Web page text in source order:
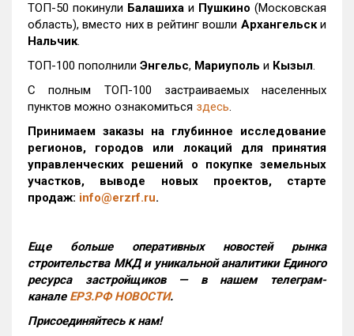
ТОП-50 покинули Балашиха и Пушкино (Московская
область), вместо них в рейтинг вошли Архангельски
Нальчик.
ТОП-100 пополнили Энгельс, Мариуполь и Кызыл.
С полным ТОП-100 застраиваемых населенных
пунктов можно ознакомиться здесь.
Принимаем заказы на глубинное исследование
регионов, городов или локаций для принятия
управленческих решений о покупке земельных
участков, выводе новых проектов, старте
продаж: info@erzrf.ru.
Еще больше оперативных новостей рынка
строительства МКД и уникальной аналитики Единого
ресурса застройщиков — в нашем телеграм-
канале ЕРЗ.РФ НОВОСТИ.
Присоединяйтесь к нам!